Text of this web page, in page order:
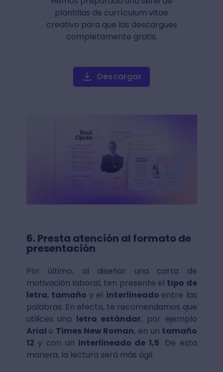
plantillas de currículum vitae
creativo para que las descargues
completamente gratis.
Descargar
6. Presta atención al formato de
presentación
Por último, al diseñar una carta de
motivación laboral, ten presente el tipo de
letra, tamaño y el interlineado entre las
palabras. En efecto, te recomendamos que
utilices una letra estándar, por ejemplo
Arial o Times New Roman, en un tamaño
12 y con un interlineado de 1,5. De esta
manera, la lectura será más ágil.